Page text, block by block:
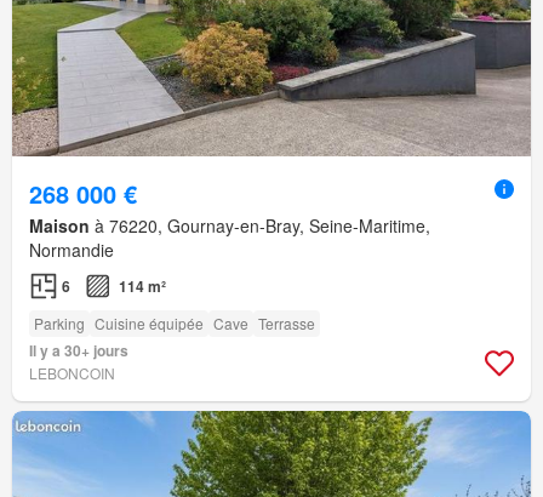
268 000 €
Maison à 76220, Gournay-en-Bray, Seine-Maritime,
Normandie
6 114 m²
Parking Cuisine équipée Cave Terrasse
Il y a 30+ jours
LEBONCOIN